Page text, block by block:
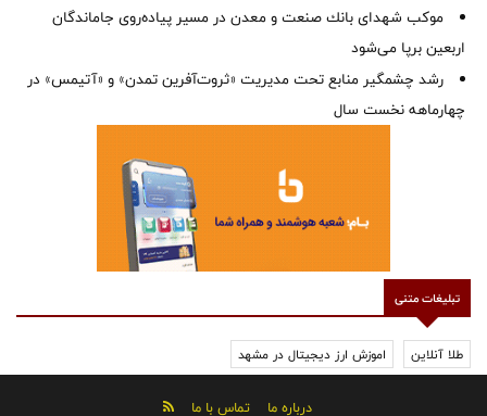
موكب شهدای بانك صنعت و معدن در مسیر پیاده‌روی جاماندگان
اربعین برپا می‌شود
رشد چشمگیر منابع تحت مدیریت «ثروت‌آفرین تمدن» و «آتیمس» در
چهارماهه نخست سال
تبلیغات متنی
طلا آنلاین اموزش ارز دیجیتال در مشهد
درباره ما تماس با ما